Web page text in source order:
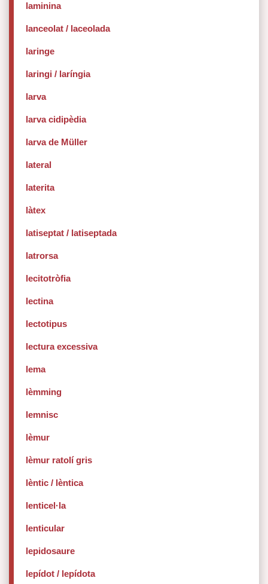
laminina
lanceolat / laceolada
laringe
laringi / laríngia
larva
larva cidipèdia
larva de Müller
lateral
laterita
làtex
latiseptat / latiseptada
latrorsa
lecitotròfia
lectina
lectotipus
lectura excessiva
lema
lèmming
lemnisc
lèmur
lèmur ratolí gris
lèntic / lèntica
lenticel·la
lenticular
lepidosaure
lepídot / lepídota